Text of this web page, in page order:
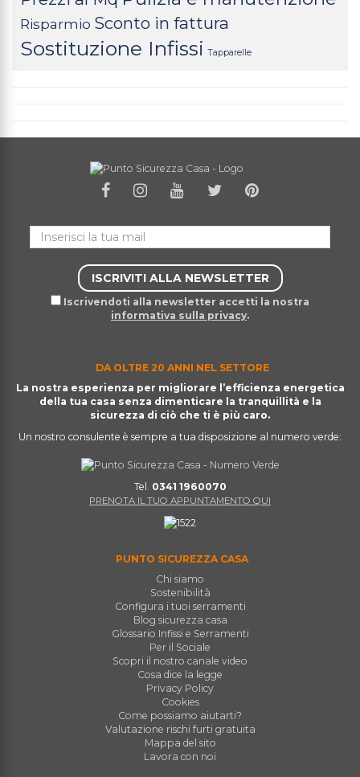
Risparmio Sconto in fattura
Sostituzione Infissi Tapparelle
Iscrivendoti alla newsletter accetti la nostra
informativa sulla privacy.
DA OLTRE 20 ANNI NEL SETTORE
La nostra esperienza per migliorare l’efficienza energetica
della tua casa senza dimenticare la tranquillità e la
sicurezza di ciò che ti è più caro.
Un nostro consulente è sempre a tua disposizione al numero verde:
Tel. 0341 1960070
PRENOTA IL TUO APPUNTAMENTO QUI
PUNTO SICUREZZA CASA
Chi siamo
Sostenibilità
Configura i tuoi serramenti
Blog sicurezza casa
Glossario Infissi e Serramenti
Per il Sociale
Scopri il nostro canale video
Cosa dice la legge
Privacy Policy
Cookies
Come possiamo aiutarti?
Valutazione rischi furti gratuita
Mappa del sito
Lavora con noi